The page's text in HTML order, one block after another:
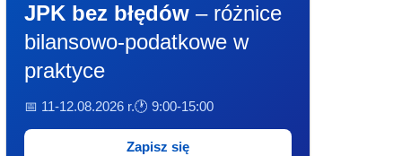
JPK bez błędów – różnice
bilansowo-podatkowe w
praktyce
📅 11-12.08.2026 r.🕐 9:00-15:00
Zapisz się